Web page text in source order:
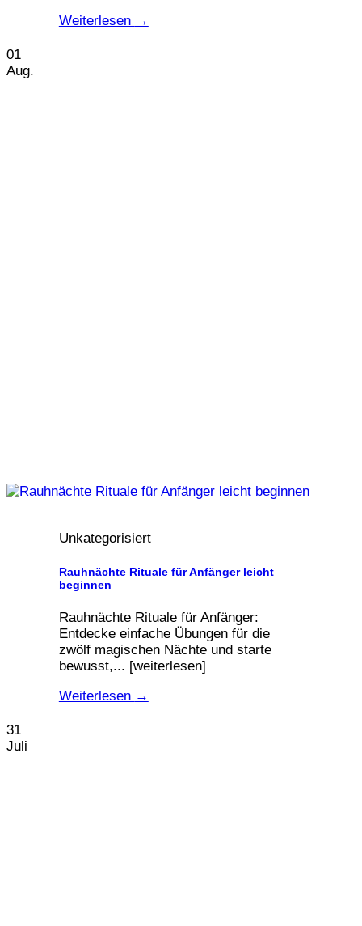
Weiterlesen →
01
Aug.
Unkategorisiert
Rauhnächte Rituale für Anfänger leicht
beginnen
Rauhnächte Rituale für Anfänger:
Entdecke einfache Übungen für die
zwölf magischen Nächte und starte
bewusst,... [weiterlesen]
Weiterlesen →
31
Juli